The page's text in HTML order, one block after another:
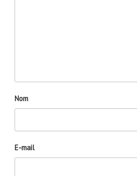
Nom
E-mail